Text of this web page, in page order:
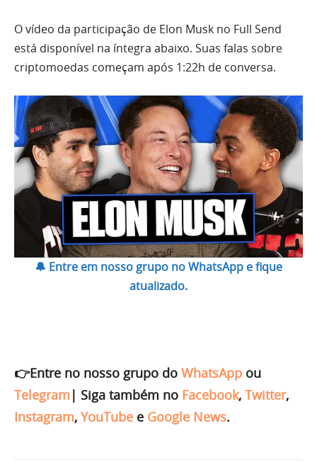
O vídeo da participação de Elon Musk no Full Send
está disponível na íntegra abaixo. Suas falas sobre
criptomoedas começam após 1:22h de conversa.
🔔 Entre em nosso grupo no WhatsApp e fique
atualizado.
👉Entre no nosso grupo do WhatsApp ou
Telegram | Siga também no Facebook, Twitter,
Instagram, YouTube e Google News.